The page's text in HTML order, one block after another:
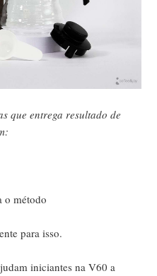
que entrega resultado de
o método
para isso.
iniciantes na V60 a